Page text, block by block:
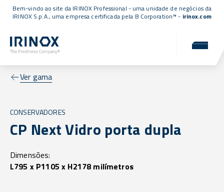
Bem-vindo ao site da IRINOX Professional - uma unidade de negócios da
IRINOX S.p.A., uma empresa certificada pela B Corporation™ - irinox.com
Ver gama
CONSERVADORES
CP Next Vidro porta dupla
Dimensões:
L795 x P1105 x H2178 milímetros